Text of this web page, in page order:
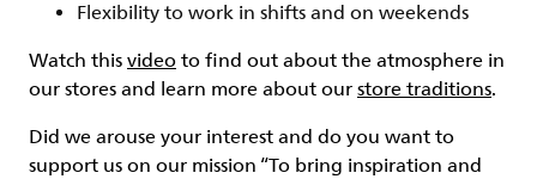
Flexibility to work in shifts and on weekends
Watch this video to find out about the atmosphere in
our stores and learn more about our store traditions.
Did we arouse your interest and do you want to
support us on our mission “To bring inspiration and